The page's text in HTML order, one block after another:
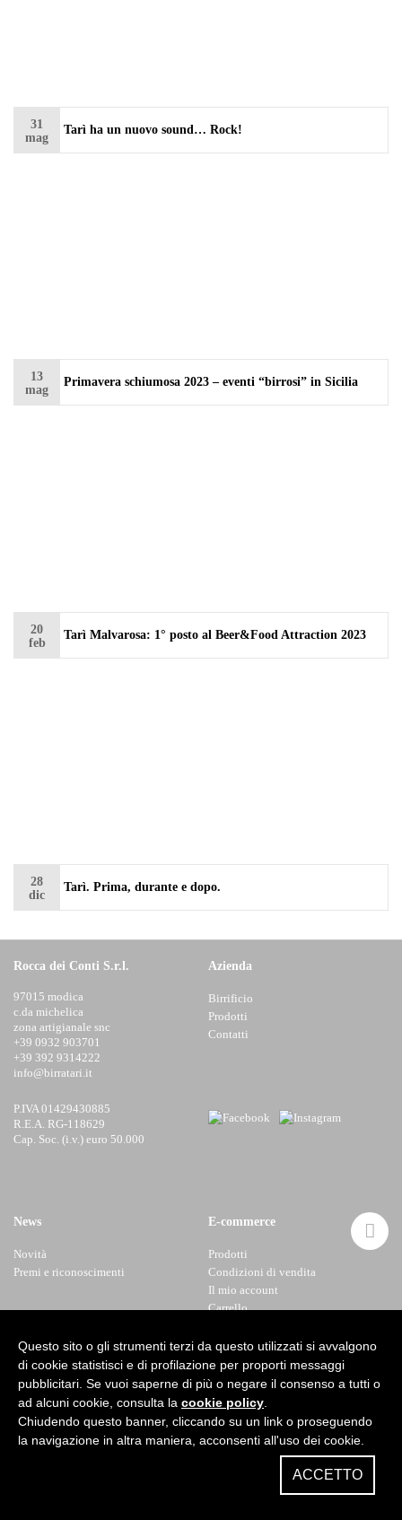
Tarì ha un nuovo sound… Rock!
31
mag
Primavera schiumosa 2023 – eventi “birrosi” in Sicilia
13
mag
Tarì Malvarosa: 1° posto al Beer&Food Attraction 2023
20
feb
Tarì. Prima, durante e dopo.
28
dic
Rocca dei Conti S.r.l.
97015 modica
c.da michelica
zona artigianale snc
+39 0932 903701
+39 392 9314222
info@birratari.it
P.IVA 01429430885
R.E.A. RG-118629
Cap. Soc. (i.v.) euro 50.000
Azienda
Birrificio
Prodotti
Contatti
News
Novità
Premi e riconoscimenti
Newsletter
E-commerce
Prodotti
Condizioni di vendita
Il mio account
Carrello
ACCETTO
Questo sito o gli strumenti terzi da questo utilizzati si avvalgono
di cookie statistisci e di profilazione per proporti messaggi
pubblicitari. Se vuoi saperne di più o negare il consenso a tutti o
ad alcuni cookie, consulta la cookie policy
Chiudendo questo banner, cliccando su un link o proseguendo
la navigazione in altra maniera, acconsenti all'uso dei cookie.